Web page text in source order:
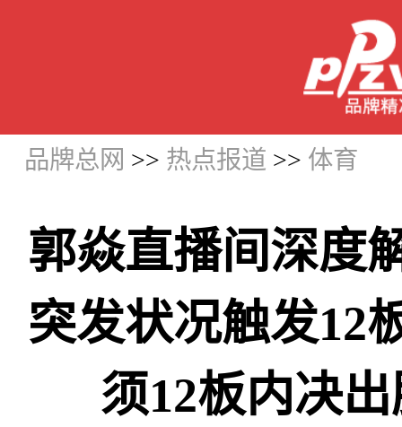
品牌总网 >> 热点报道 >> 体育
郭焱直播间深度
突发状况触发12
须12板内决